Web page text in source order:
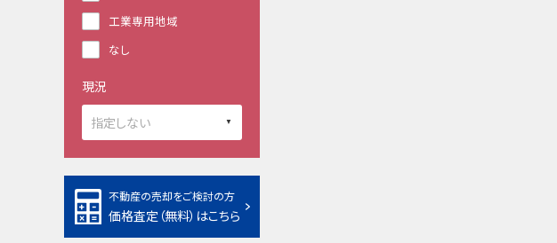
工業専用地域
なし
現況
不動産の売却をご検討の方
価格査定（無料）はこちら